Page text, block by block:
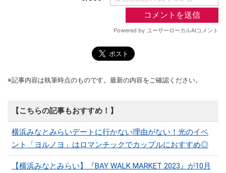
※記事内容は執筆時点のものです。最新の内容をご確認ください。
【こちらの記事もおすすめ！】
横浜みなとみらいデートに行かない理由がない！光のイベ
ント「ヨルノヨ」はロマンチックでカップルにおすすめ◎
【横浜みなとみらい】『BAY WALK MARKET 2023』が10月